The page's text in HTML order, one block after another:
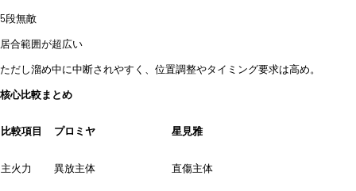
5段無敵
居合範囲が超広い
ただし溜め中に中断されやすく、位置調整やタイミング要求は高め。
核心比較まとめ
比較項目 プロミヤ 星見雅
主火力 異放主体 直傷主体